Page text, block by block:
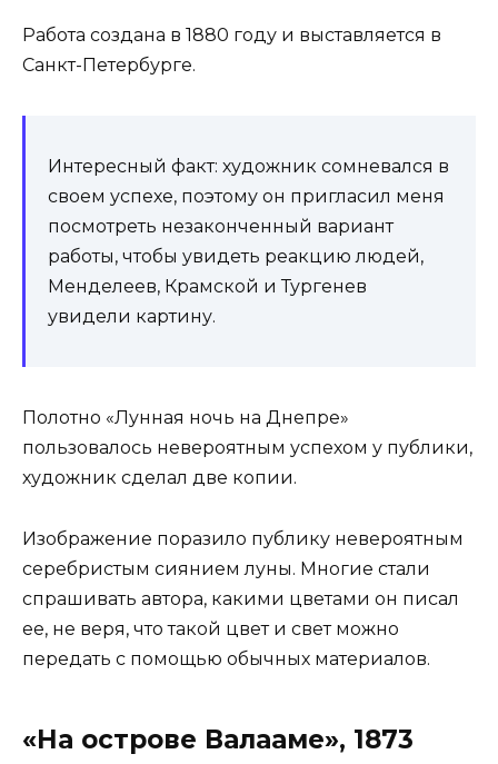
Работа создана в 1880 году и выставляется в
Санкт-Петербурге.
Интересный факт: художник сомневался в
своем успехе, поэтому он пригласил меня
посмотреть незаконченный вариант
работы, чтобы увидеть реакцию людей,
Менделеев, Крамской и Тургенев
увидели картину.
Полотно «Лунная ночь на Днепре»
пользовалось невероятным успехом у публики,
художник сделал две копии.
Изображение поразило публику невероятным
серебристым сиянием луны. Многие стали
спрашивать автора, какими цветами он писал
ее, не веря, что такой цвет и свет можно
передать с помощью обычных материалов.
«На острове Валааме», 1873